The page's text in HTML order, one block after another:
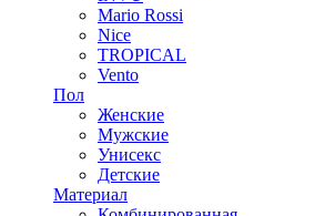
Mario Rossi
Nice
TROPICAL
Vento
Пол
Женские
Мужские
Унисекс
Детские
Материал